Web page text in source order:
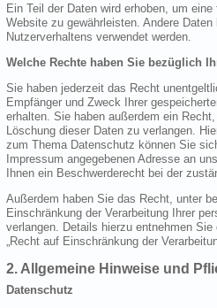
Ein Teil der Daten wird erhoben, um
Website zu gewährleisten. Andere
Nutzerverhaltens verwendet werden.
Welche Rechte haben Sie bezüglich
Sie haben jederzeit das Recht
Empfänger und Zweck Ihrer
erhalten. Sie haben außerdem ein
Löschung dieser Daten zu verlangen.
zum Thema Datenschutz können Sie
Impressum angegebenen Adresse an
Ihnen ein Beschwerderecht bei der
Außerdem haben Sie das Recht, unter
Einschränkung der Verarbeitung Ihrer
verlangen. Details hierzu entnehmen
„Recht auf Einschränkung der
2. Allgemeine Hinweise und
Datenschutz